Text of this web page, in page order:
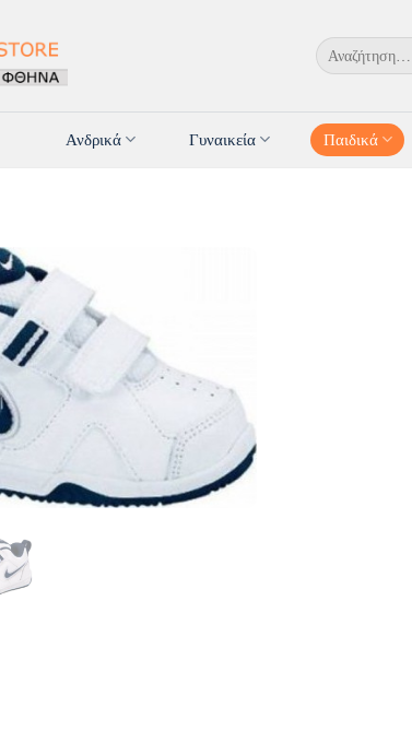
Αναζήτηση
για:
Ανδρικά Γυναικεία Παιδικά